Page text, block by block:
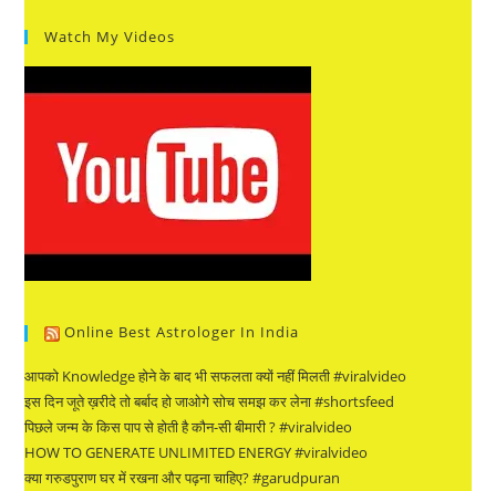
Watch My Videos
Online Best Astrologer In India
आपको Knowledge होने के बाद भी सफलता क्यों नहीं मिलती #viralvideo
इस दिन जूते ख़रीदे तो बर्बाद हो जाओगे सोच समझ कर लेना #shortsfeed
पिछले जन्म के किस पाप से होती है कौन-सी बीमारी ? #viralvideo
HOW TO GENERATE UNLIMITED ENERGY #viralvideo
क्या गरुडपुराण घर में रखना और पढ़ना चाहिए? #garudpuran